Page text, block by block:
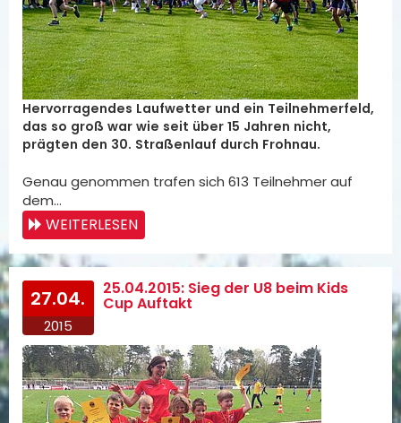
Hervorragendes Laufwetter und ein Teilnehmerfeld,
das so groß war wie seit über 15 Jahren nicht,
prägten den 30. Straßenlauf durch Frohnau.
Genau genommen trafen sich 613 Teilnehmer auf
dem…
WEITERLESEN
27.04.
2015
25.04.2015: Sieg der U8 beim Kids
Cup Auftakt